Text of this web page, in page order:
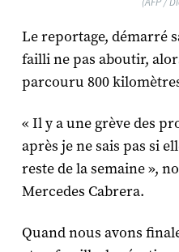
Le reportage, démarré
failli ne pas aboutir,
parcouru 800
« Il y a une grève des
après je ne sais pas si
reste de la semaine »,
Mercedes Cabrera.
Quand nous avons